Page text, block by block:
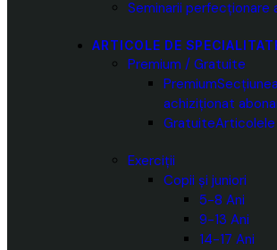
Seminarii perfecționare
ARTICOLE DE
Premium / Gratuite
Premium
achiziționat
Gratuite
Exerciții
Copii și juniori
5-8 Ani
9-13 Ani
14-17 Ani